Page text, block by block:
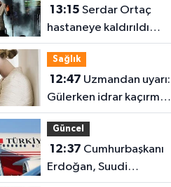
13:15
hastaneye kaldırıldı
iddiası!
Sağlık
12:47
Gülerken idrar kaçırmak
normal değil
Güncel
12:37
Erdoğan, Suudi
Arabistan'da